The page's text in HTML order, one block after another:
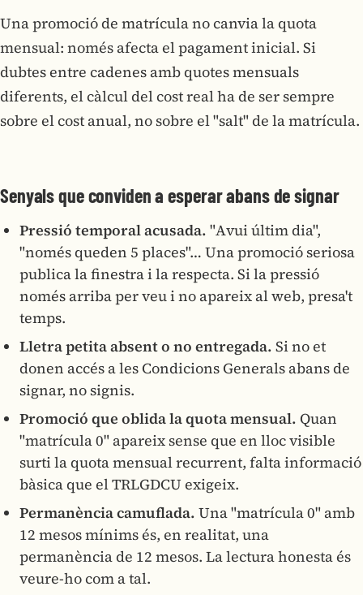
Una promoció de matrícula no canvia la quota
mensual: només afecta el pagament inicial. Si
dubtes entre cadenes amb quotes mensuals
diferents, el càlcul del cost real ha de ser sempre
sobre el cost anual, no sobre el "salt" de la matrícula.
Senyals que conviden a esperar abans de signar
Pressió temporal acusada. "Avui últim dia",
"només queden 5 places"… Una promoció seriosa
publica la finestra i la respecta. Si la pressió
només arriba per veu i no apareix al web, presa't
temps.
Lletra petita absent o no entregada. Si no et
donen accés a les Condicions Generals abans de
signar, no signis.
Promoció que oblida la quota mensual. Quan
"matrícula 0" apareix sense que en lloc visible
surti la quota mensual recurrent, falta informació
bàsica que el TRLGDCU exigeix.
Permanència camuflada. Una "matrícula 0" amb
12 mesos mínims és, en realitat, una
permanència de 12 mesos. La lectura honesta és
veure-ho com a tal.